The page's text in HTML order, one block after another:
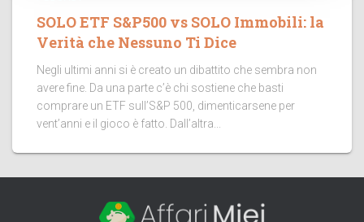
SOLO ETF S&P500 vs SOLO Immobili: la
Verità che Nessuno Ti Dice
Negli ultimi anni si è creato un dibattito che sembra non
avere fine. Da una parte c’è chi sostiene che basti
comprare un ETF sull’S&P 500, dimenticarsene per
vent’anni e il gioco è fatto. Dall’altra...